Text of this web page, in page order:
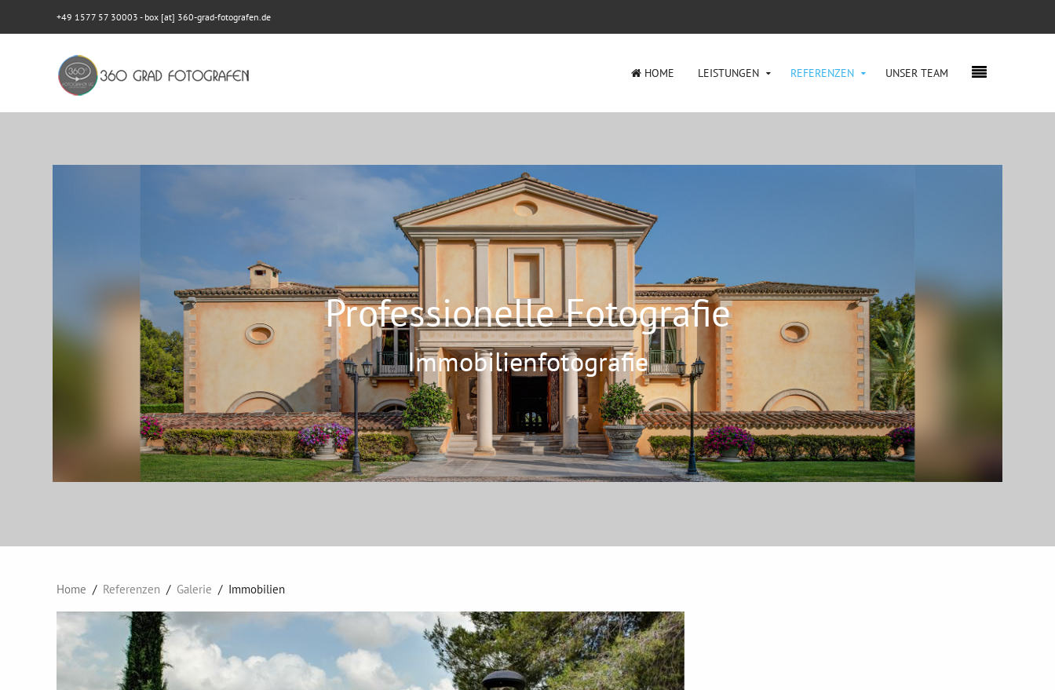
+49 1577 57 30003 - box [at] 360-grad-fotografen.de
HOME LEISTUNGEN REFERENZEN UNSER TEAM
Professionelle Fotografie
Immobilienfotografie
Home Referenzen Galerie Immobilien